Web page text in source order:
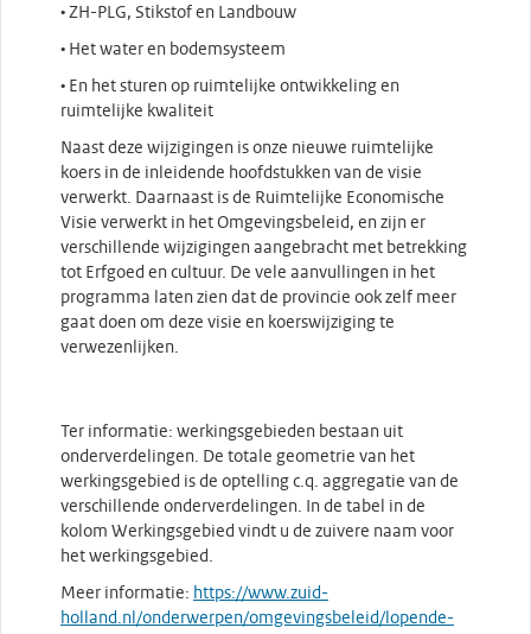
• ZH-PLG, Stikstof en Landbouw
• Het water en bodemsysteem
• En het sturen op ruimtelijke ontwikkeling en
ruimtelijke kwaliteit
Naast deze wijzigingen is onze nieuwe ruimtelijke
koers in de inleidende hoofdstukken van de visie
verwerkt. Daarnaast is de Ruimtelijke Economische
Visie verwerkt in het Omgevingsbeleid, en zijn er
verschillende wijzigingen aangebracht met betrekking
tot Erfgoed en cultuur. De vele aanvullingen in het
programma laten zien dat de provincie ook zelf meer
gaat doen om deze visie en koerswijziging te
verwezenlijken.
Ter informatie: werkingsgebieden bestaan uit
onderverdelingen. De totale geometrie van het
werkingsgebied is de optelling c.q. aggregatie van de
verschillende onderverdelingen. In de tabel in de
kolom Werkingsgebied vindt u de zuivere naam voor
het werkingsgebied.
Meer informatie: https://www.zuid-
holland.nl/onderwerpen/omgevingsbeleid/lopende-